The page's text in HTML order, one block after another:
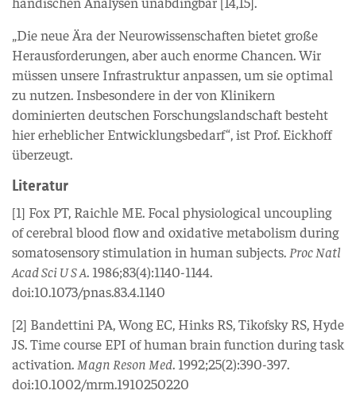
„Die neue Ära der Neurowissenschaften bietet große
Herausforderungen, aber auch enorme Chancen. Wir
müssen unsere Infrastruktur anpassen, um sie optimal
zu nutzen. Insbesondere in der von Klinikern
dominierten deutschen Forschungslandschaft besteht
hier erheblicher Entwicklungsbedarf“, ist Prof. Eickhoff
überzeugt.
Literatur
[1] Fox PT, Raichle ME. Focal physiological uncoupling
of cerebral blood flow and oxidative metabolism during
somatosensory stimulation in human subjects. Proc Natl
Acad Sci U S A. 1986;83(4):1140-1144.
doi:10.1073/pnas.83.4.1140
[2] Bandettini PA, Wong EC, Hinks RS, Tikofsky RS, Hyde
JS. Time course EPI of human brain function during task
activation. Magn Reson Med. 1992;25(2):390-397.
doi:10.1002/mrm.1910250220